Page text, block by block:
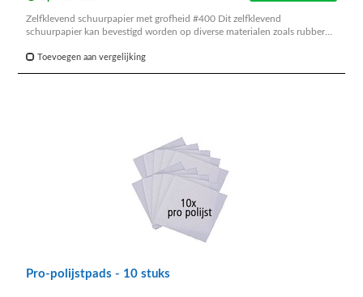
Zelfklevend schuurpapier met grofheid #400 Dit zelfklevend
schuurpapier kan bevestigd worden op diverse materialen zoals rubber
Toevoegen aan vergelijking
Pro-polijstpads - 10 stuks